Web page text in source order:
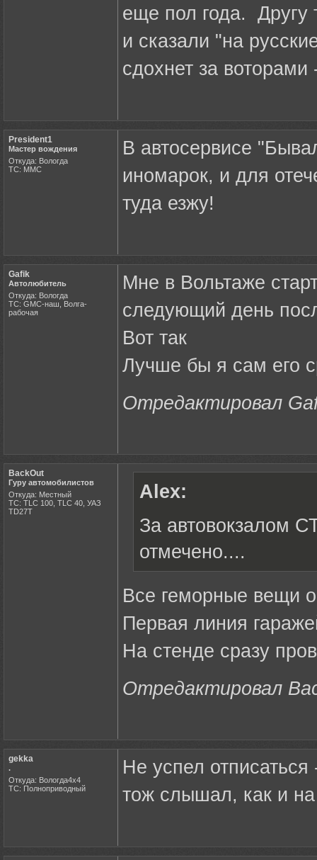
еще пол года. Другу
и сказали "на
сдохнет за
President1
Мастер вождения
Откуда: Вологда
ТС: ММС
В автосервисе
иномарок, и для
туда езжу!
Gafik
Автолюбитель
Откуда: Вологда
ТС: GMC-наш, Волга-
рабочая
Мне в Вольтаже
следующий день
Вот так
Лучше бы я сам его
Отредактировал
BackOut
Гуру автомобилистов
Откуда: Местный
ТС: TLC 100, TLC 40, УАЗ
ТD27Т
Alex:
За автовокзалом
отмечено....
Все геморные вещи
Первая линия
На стенде сразу
Отредактировал
gekka
.
Откуда: Вологда4х4
ТС: Полноприводный
Не успел
тож слышал, как и на